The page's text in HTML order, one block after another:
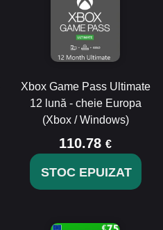
Xbox Game Pass Ultimate
12 lună - cheie Europa
(Xbox / Windows)
110.78 €
STOC EPUIZAT